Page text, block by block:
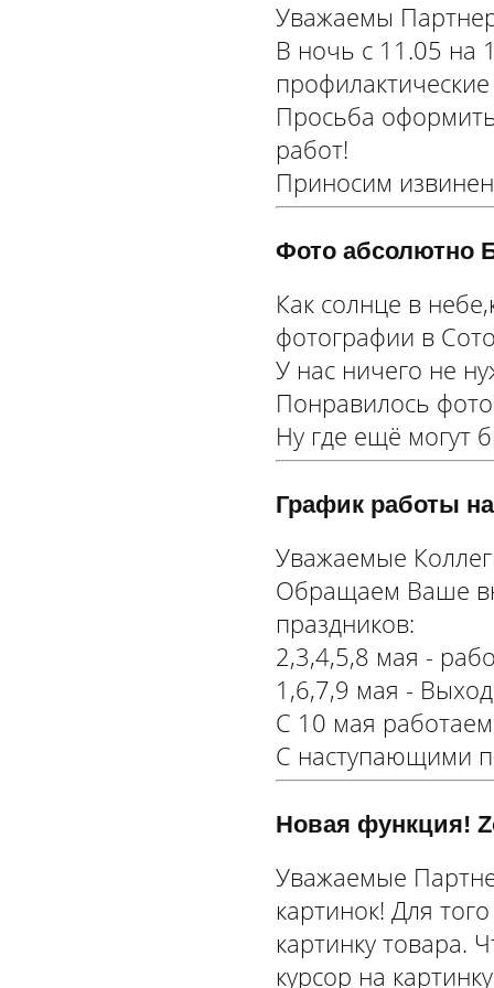
Уважаемы
В ночь с 11.05 на
Просьба
работ!
Приносим
Фото абсолютно
Как солнце в
фотографии в
У нас ничего не
Понравилось
Ну где ещё могут
График работы
Уважаемые
Обращаем Ваше
праздников:
2,3,4,5,8 мая -
1,6,7,9 мая -
С 10 мая
С наступающими
Новая функция!
Уважаемые
картинок! Для
картинку товара.
курсор на